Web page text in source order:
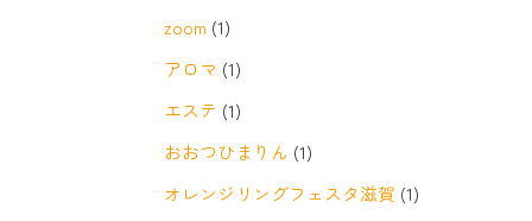
zoom (1)
アロマ (1)
エステ (1)
おおつひまりん (1)
オレンジリングフェスタ滋賀 (1)